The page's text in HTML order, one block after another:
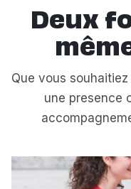
Deux
Que vous
une presence